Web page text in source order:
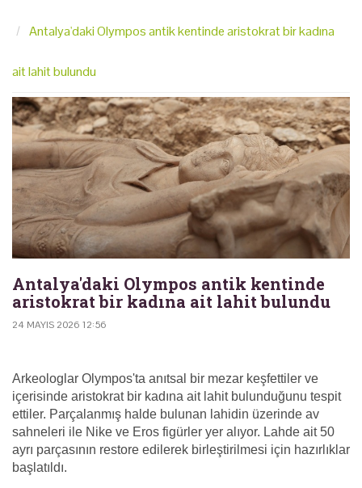
Antalya'daki Olympos antik kentinde aristokrat bir kadına
ait lahit bulundu
Antalya'daki Olympos antik kentinde
aristokrat bir kadına ait lahit bulundu
24 MAYIS 2026 12:56
Arkeologlar Olympos'ta anıtsal bir mezar keşfettiler ve
içerisinde aristokrat bir kadına ait lahit bulunduğunu tespit
ettiler. Parçalanmış halde bulunan lahidin üzerinde av
sahneleri ile Nike ve Eros figürler yer alıyor. Lahde ait 50
ayrı parçasının restore edilerek birleştirilmesi için hazırlıklar
başlatıldı.